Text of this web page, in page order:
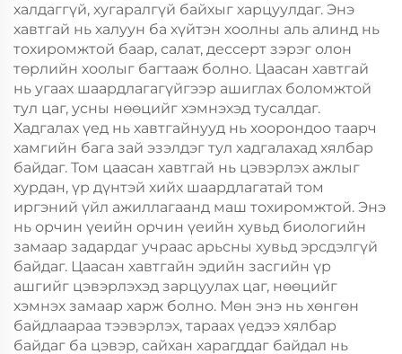
халдаггүй, хугаралгүй байхыг харцуулдаг. Энэ
хавтгай нь халуун ба хүйтэн хоолны аль алинд нь
тохиромжтой баар, салат, дессерт зэрэг олон
төрлийн хоолыг багтааж болно. Цаасан хавтгай
нь угаах шаардлагагүйгээр ашиглах боломжтой
тул цаг, усны нөөцийг хэмнэхэд тусалдаг.
Хадгалах үед нь хавтгайнууд нь хоорондоо таарч
хамгийн бага зай эзэлдэг тул хадгалахад хялбар
байдаг. Том цаасан хавтгай нь цэвэрлэх ажлыг
хурдан, үр дүнтэй хийх шаардлагатай том
иргэний үйл ажиллагаанд маш тохиромжтой. Энэ
нь орчин үеийн орчин үеийн хувьд биологийн
замаар задардаг учраас арьсны хувьд эрсдэлгүй
байдаг. Цаасан хавтгайн эдийн засгийн үр
ашгийг цэвэрлэхэд зарцуулах цаг, нөөцийг
хэмнэх замаар харж болно. Мөн энэ нь хөнгөн
байдлаараа тээвэрлэх, тараах үедээ хялбар
байдаг ба цэвэр, сайхан харагддаг байдал нь